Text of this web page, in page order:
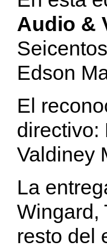
Audio &
Edson
El
directivo:
Valdiney
La
Wingard,
resto del